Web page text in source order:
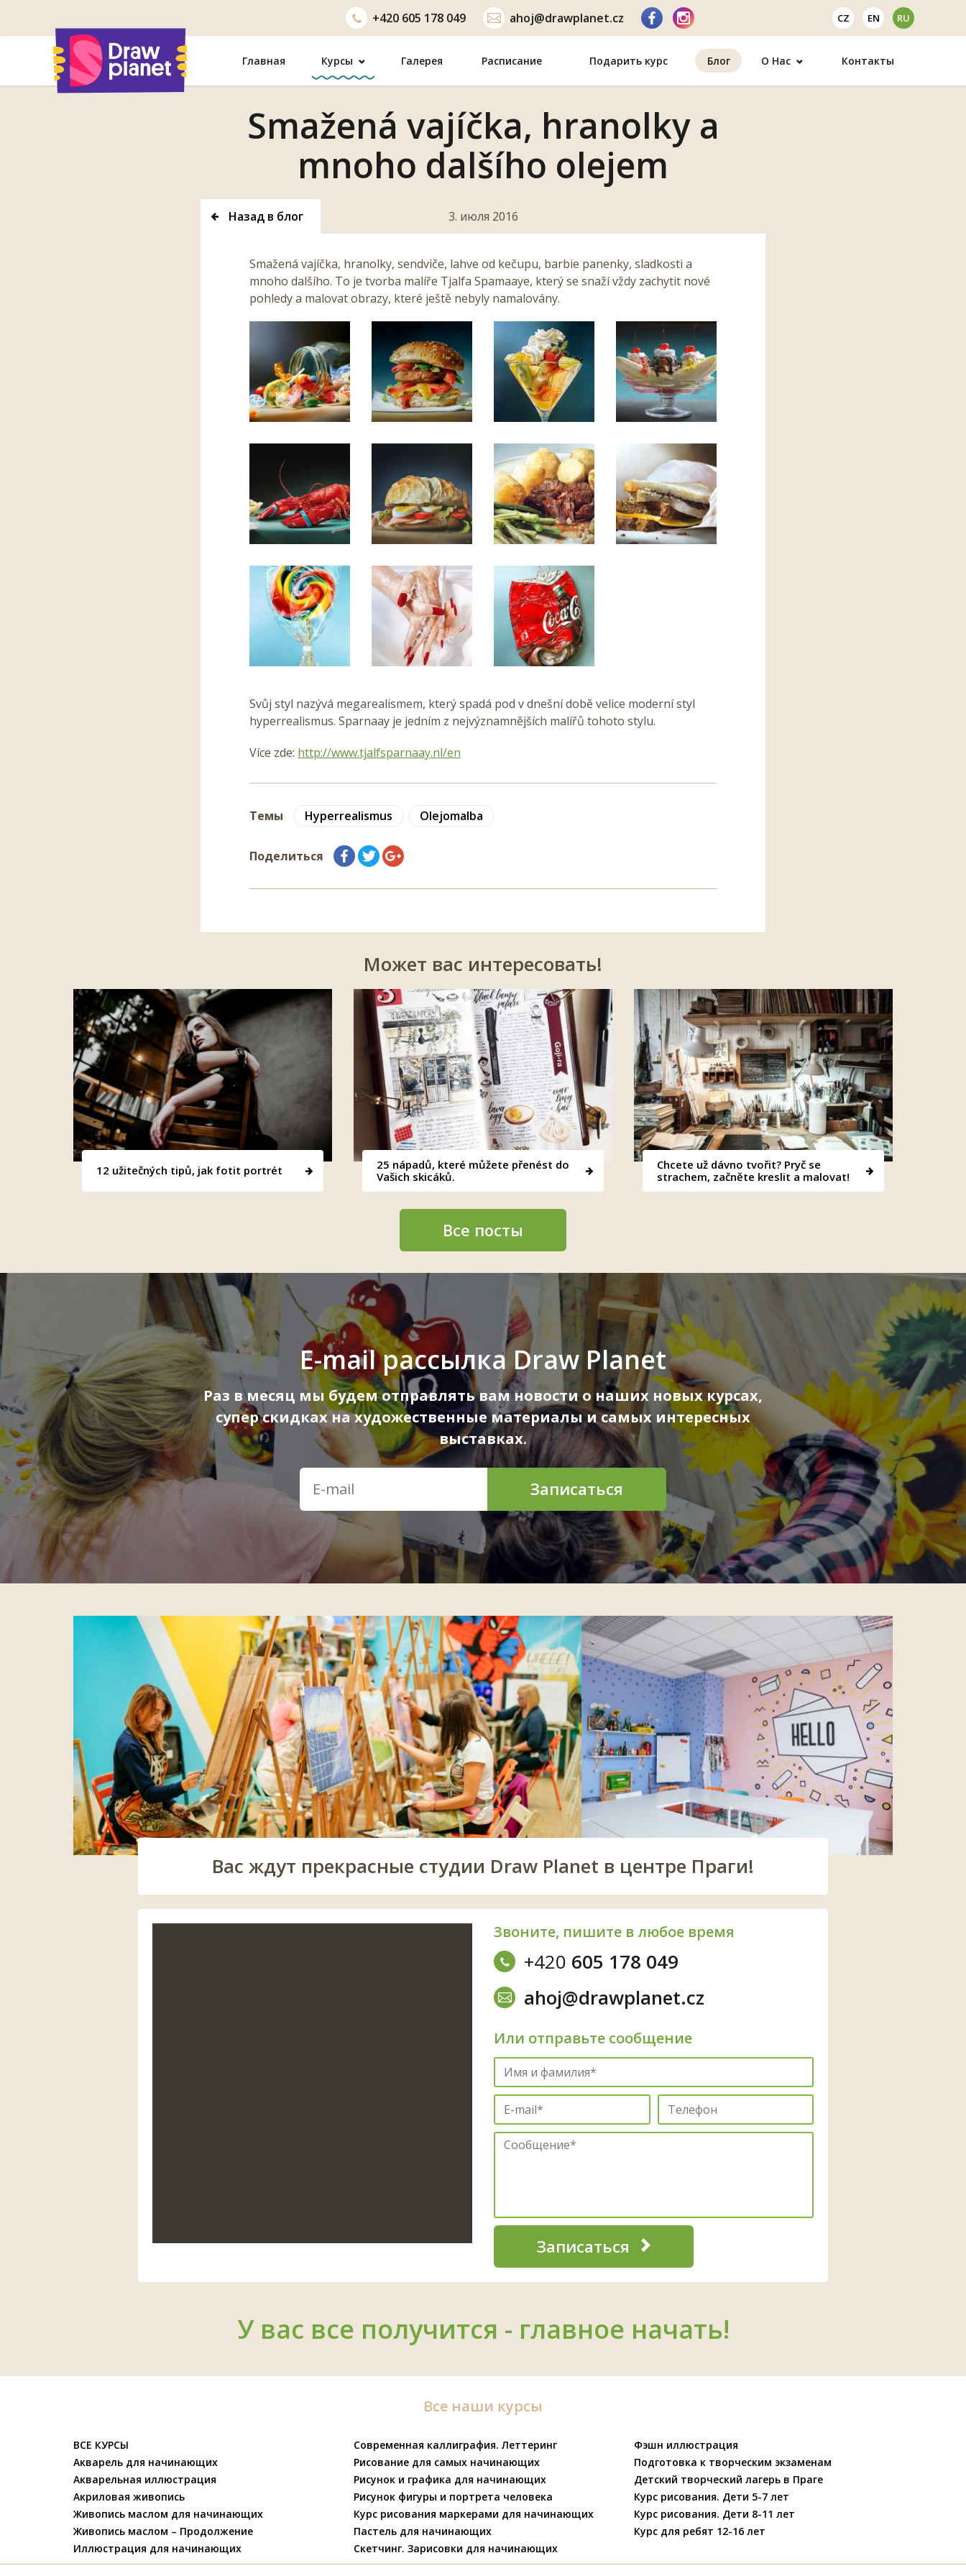
+420 605 178 049 ahoj@drawplanet.cz CZ EN RU
Главная Курсы Галерея Расписание Подарить курс Блог О Нас Контакты
Smažená vajíčka, hranolky a
mnoho dalšího olejem
3. июля 2016
Назад в блог
Smažená vajíčka, hranolky, sendviče, lahve od kečupu, barbie panenky, sladkosti a
mnoho dalšího. To je tvorba malíře Tjalfa Spamaaye, který se snaží vždy zachytit nové
pohledy a malovat obrazy, které ještě nebyly namalovány.
Svůj styl nazývá megarealismem, který spadá pod v dnešní době velice moderní styl
hyperrealismus. Sparnaay je jedním z nejvýznamnějších malířů tohoto stylu.
Více zde: http://www.tjalfsparnaay.nl/en
Темы Hyperrealismus Olejomalba
Поделиться
Может вас интересовать!
12 užitečných tipů, jak fotit portrét
25 nápadů, které můžete přenést do
Vašich skicáků.
Chcete už dávno tvořit? Pryč se
strachem, začněte kreslit a malovat!
Все посты
E-mail рассылка Draw Planet
Раз в месяц мы будем отправлять вам новости о наших новых курсах,
супер скидках на художественные материалы и самых интересных
выставках.
Записаться
Вас ждут прекрасные студии Draw Planet в центре Праги!
Звоните, пишите в любое время
+420 605 178 049
ahoj@drawplanet.cz
Или отправьте сообщение
Записаться
У вас все получится - главное начать!
Все наши курсы
ВСЕ КУРСЫ
Акварель для начинающих
Акварельная иллюстрация
Акриловая живопись
Живопись маслом для начинающих
Живопись маслом – Продолжение
Иллюстрация для начинающих
Современная каллиграфия. Леттеринг
Рисование для самых начинающих
Рисунок и графика для начинающих
Рисунок фигуры и портрета человека
Курс рисования маркерами для начинающих
Пастель для начинающих
Скетчинг. Зарисовки для начинающих
Фэшн иллюстрация
Подготовка к творческим экзаменам
Детский творческий лагерь в Праге
Курс рисования. Дети 5-7 лет
Курс рисования. Дети 8-11 лет
Курс для ребят 12-16 лет